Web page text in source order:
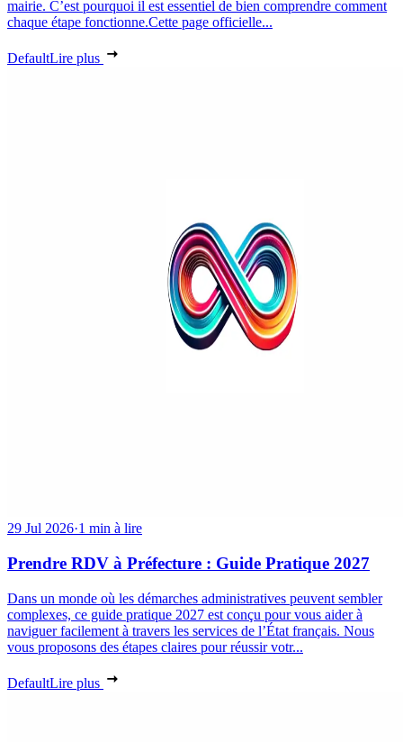
mairie. C’est pourquoi il est essentiel de bien comprendre comment
chaque étape fonctionne.Cette page officielle...
DefaultLire plus
29 Jul 2026·1 min à lire
Prendre RDV à Préfecture : Guide Pratique 2027
Dans un monde où les démarches administratives peuvent sembler
complexes, ce guide pratique 2027 est conçu pour vous aider à
naviguer facilement à travers les services de l’État français. Nous
vous proposons des étapes claires pour réussir votr...
DefaultLire plus